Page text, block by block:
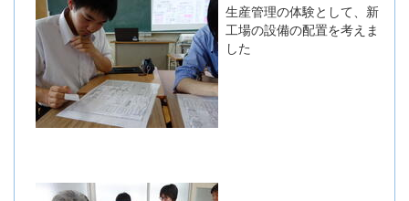
生産管理の体験として、新
工場の設備の配置を考えま
した